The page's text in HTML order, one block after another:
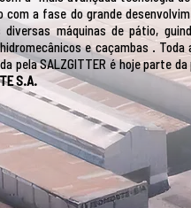
com a fase do grande
diversas máquinas de pátio,
e caçambas .
pela SALZGITTER é hoje parte
S.A.